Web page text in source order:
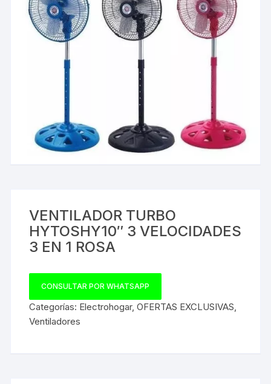
VENTILADOR TURBO
HYTOSHY10″ 3 VELOCIDADES
3 EN 1 ROSA
CONSULTAR POR WHATSAPP
Categorías: Electrohogar,OFERTAS EXCLUSIVAS
Ventiladores